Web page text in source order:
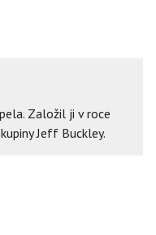
Založil ji v roce
Jeff Buckley.